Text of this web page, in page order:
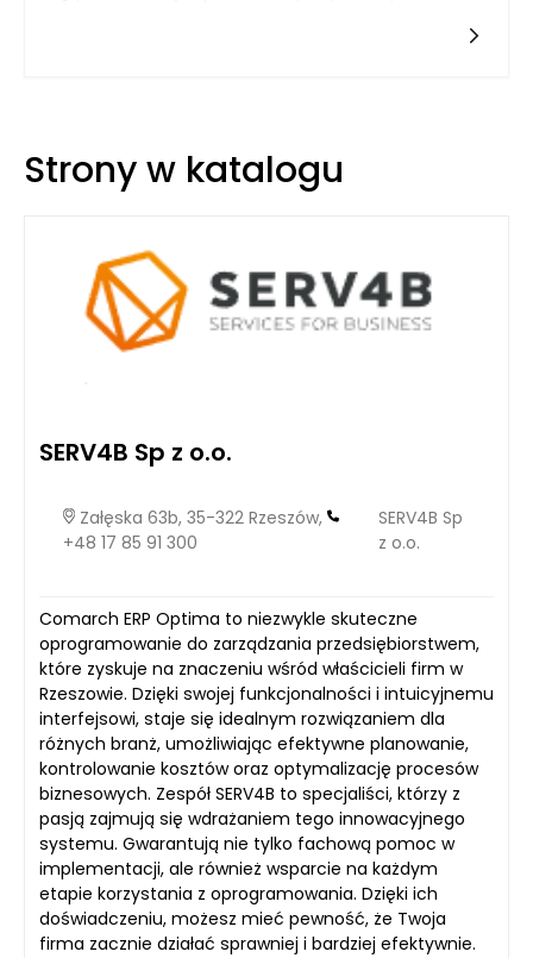
estetykę, ale także innowacyjne rozwiązania, które wpływają
synchronizację funkcji, które dotychczas były od siebie
oddzielone, co wpływa na komfort codziennego użytkowania.
Strony w katalogu
SERV4B Sp z o.o.
Załęska 63b, 35-322 Rzeszów,
+48 17 85 91 300
SERV4B Sp
z o.o.
Comarch ERP Optima to niezwykle skuteczne
oprogramowanie do zarządzania przedsiębiorstwem,
które zyskuje na znaczeniu wśród właścicieli firm w
Rzeszowie. Dzięki swojej funkcjonalności i intuicyjnemu
interfejsowi, staje się idealnym rozwiązaniem dla
różnych branż, umożliwiając efektywne planowanie,
kontrolowanie kosztów oraz optymalizację procesów
biznesowych. Zespół SERV4B to specjaliści, którzy z
pasją zajmują się wdrażaniem tego innowacyjnego
systemu. Gwarantują nie tylko fachową pomoc w
implementacji, ale również wsparcie na każdym
etapie korzystania z oprogramowania. Dzięki ich
doświadczeniu, możesz mieć pewność, że Twoja
firma zacznie działać sprawniej i bardziej efektywnie.